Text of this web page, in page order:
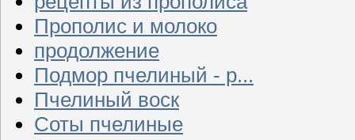
Прополис и молоко
продолжение
Подмор пчелиный - р...
Пчелиный воск
Соты пчелиные